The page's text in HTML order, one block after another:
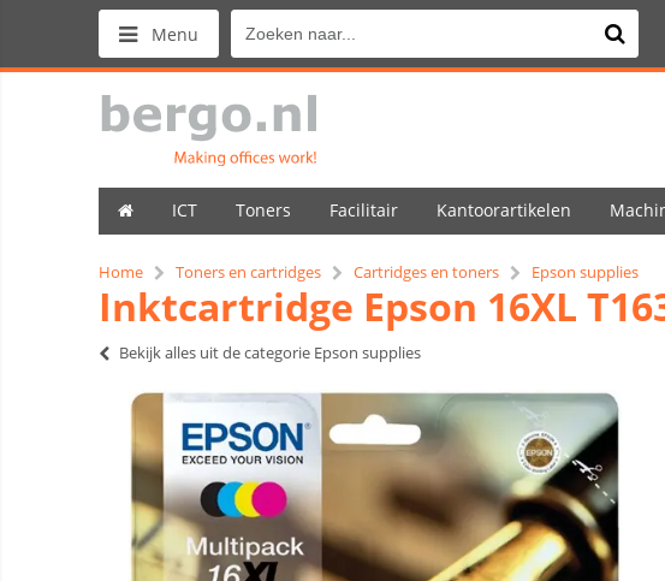
Menu
ICT Toners Facilitair Kantoorartikelen
Home Toners en cartridges Cartridges en toners Epson supplies
Inktcartridge Epson 16XL
Bekijk alles uit de categorie Epson supplies